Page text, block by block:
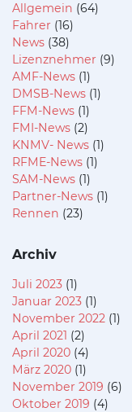
Allgemein (64)
Fahrer (16)
News (38)
Lizenznehmer (9)
AMF-News (1)
DMSB-News (1)
FFM-News (1)
FMI-News (2)
KNMV- News (1)
RFME-News (1)
SAM-News (1)
Partner-News (1)
Rennen (23)
Archiv
Juli 2023 (1)
Januar 2023 (1)
November 2022 (1)
April 2021 (2)
April 2020 (4)
März 2020 (1)
November 2019 (6)
Oktober 2019 (4)